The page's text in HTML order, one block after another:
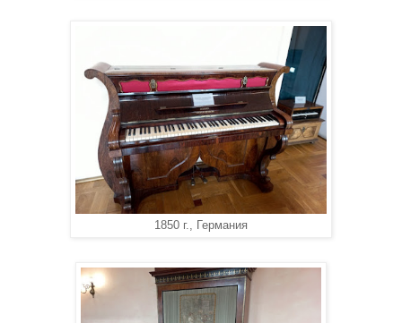
1850 г., Германия